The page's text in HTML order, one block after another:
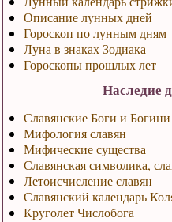
Описание лунных дней
Гороскоп по лунным дням
Луна в знаках Зодиака
Гороскопы прошлых лет
Наследие
Славянские Боги и Богини
Мифология славян
Мифические существа
Славянская символика,
Летоисчисление славян
Славянский календарь
Круголет Числобога